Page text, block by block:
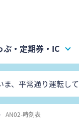
ぷ・定期券・IC
ま、平常通り運転して
AN02-時刻表